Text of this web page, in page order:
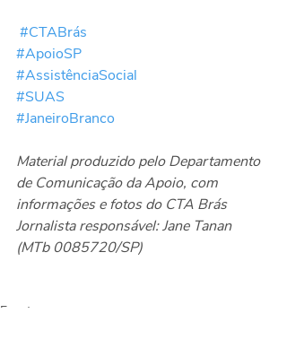
#CTABrás
#ApoioSP
#AssistênciaSocial
#SUAS
#JaneiroBranco
Material produzido pelo Departamento
de Comunicação da Apoio, com
informações e fotos do CTA Brás
Jornalista responsável: Jane Tanan
(MTb 0085720/SP)
Eventos